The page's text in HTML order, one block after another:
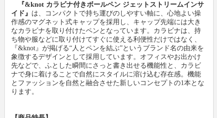
『&knot カラビナ付きボールペン ジェットストリームインサ
イド』 は、コンパクトで持ち運びのしやすい軸に、心地よい操
作感のマグネット式キャップを採用し、キャップ先端には大き
なカラビナを取り付けたペンとなっています。カラビナは、持
ち物や服などに取り付けてすぐに使える利便性だけではなく、
『&knot』が掲げる“人とペンを結ぶ”というブランド名の由来を
象徴するデザインとして採用しています。オフィスやお出かけ
先などで、ふとした瞬間にさっと書き出せる機能性と、カラビ
ナで身に着けることで自然にスタイルに溶け込む存在感。機能
とファッションを自然と融合させた新しいコンセプトの1本とな
ります。